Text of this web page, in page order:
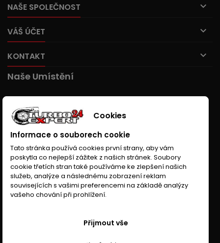
NAŠE SPOLEČNOST 
VÁŠ ÚČET 
KONTAKT 
Naše Umístění
Cookies
Informace o souborech cookie
Tato stránka používá cookies první strany, aby vám
poskytla co nejlepší zážitek z našich stránek. Soubory
cookie třetích stran také používáme ke zlepšení našich
služeb, analýze a následnému zobrazení reklam
souvisejících s vašimi preferencemi na základě analýzy
vašeho chování při prohlížení.
Přijmout vše